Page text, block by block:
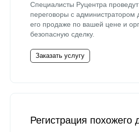
Специалисты Руцентра проведут
переговоры с администратором
его продаже по вашей цене и
безопасную сделку.
Заказать услугу
Регистрация похожего